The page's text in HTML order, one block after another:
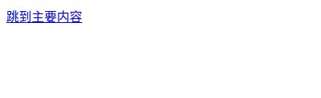
跳到主要内容